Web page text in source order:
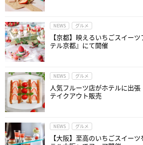
NEWS グルメ
【京都】映えるいちごスイー
テル京都』にて開催
NEWS グルメ
人気フルーツ店がホテルに出
テイクアウト販売
NEWS グルメ
【大阪】至高のいちごスイー